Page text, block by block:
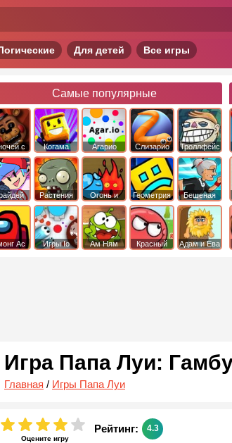
Для детей Все игры
Самые популярные
с
Когама Агарио Слизарио
Троллфейс
квест
Найт
Растения
против
Зомби
Огонь и
Вода
Геометрия
Даш
Бешеная
бабка
сбежала из
психушки
Ас Игры Io Ам Ням
Красный
Адам и Ева
Игра Папа Луи:
Главная / Игры Папа Луи
Оцените игру
Рейтинг: 4.3